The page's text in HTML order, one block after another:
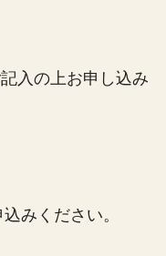
入の上お申し込み
みください。